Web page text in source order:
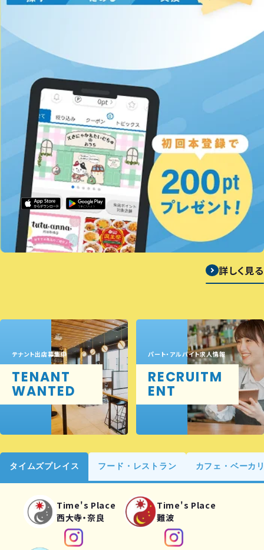
詳しく見る
テナント出店募集中
TENANT
WANTED
パート・アルバイト求人情報
RECRUITM
ENT
タイムズプレイス フード・レストラン カフェ・ベーカ
Time's Place
西大寺・奈良
Time's Place
難波